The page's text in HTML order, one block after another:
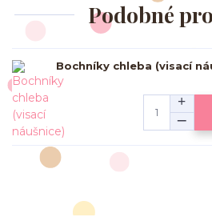
Podobné
Bochníky chleba (visací